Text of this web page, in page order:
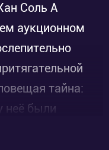
Соль А
аукционном
тайна:
неё были
А расследует